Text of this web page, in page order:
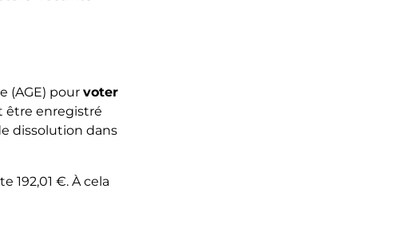
(AGE) pour voter
être enregistré
dissolution dans
192,01 €. À cela